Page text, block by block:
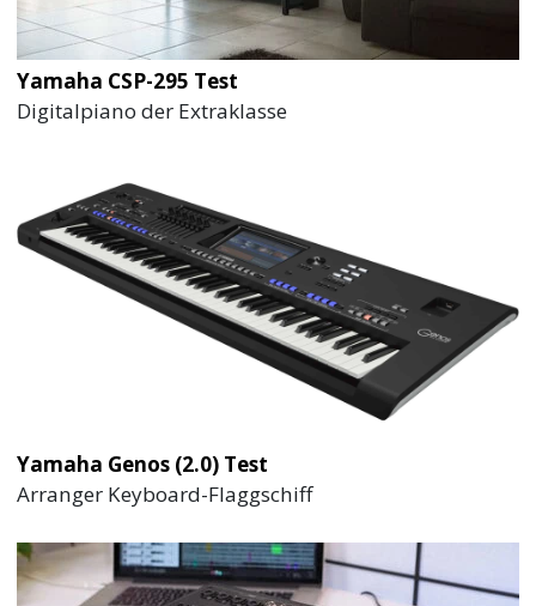
Yamaha CSP-295 Test
Digitalpiano der Extraklasse
Yamaha Genos (2.0) Test
Arranger Keyboard-Flaggschiff